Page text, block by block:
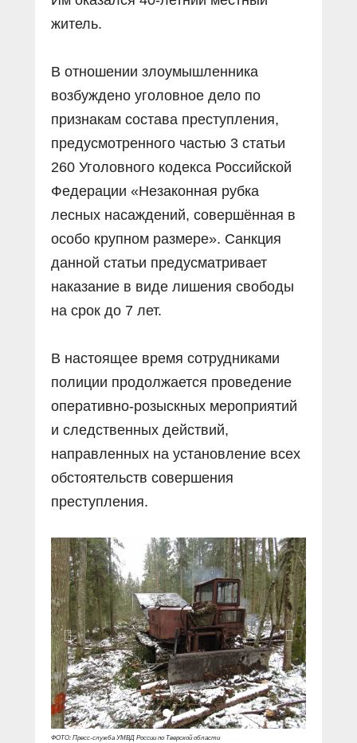
житель.
В отношении злоумышленника
возбуждено уголовное дело по
признакам состава преступления,
предусмотренного частью 3 статьи
260 Уголовного кодекса Российской
Федерации «Незаконная рубка
лесных насаждений, совершённая в
особо крупном размере». Санкция
данной статьи предусматривает
наказание в виде лишения свободы
на срок до 7 лет.
В настоящее время сотрудниками
полиции продолжается проведение
оперативно-розыскных мероприятий
и следственных действий,
направленных на установление всех
обстоятельств совершения
преступления.
ФОТО: Пресс-служба УМВД России по Тверской области